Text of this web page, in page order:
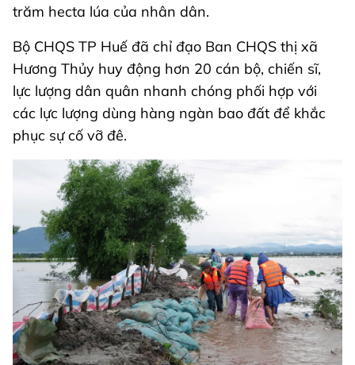
trăm hecta lúa của nhân dân.
Bộ CHQS TP Huế đã chỉ đạo Ban CHQS thị xã
Hương Thủy huy động hơn 20 cán bộ, chiến sĩ,
lực lượng dân quân nhanh chóng phối hợp với
các lực lượng dùng hàng ngàn bao đất để khắc
phục sự cố vỡ đê.